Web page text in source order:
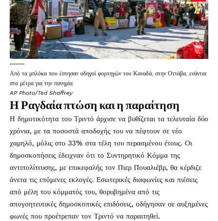
Από τα μπλόκα που έστησαν οδηγοί φορτηγών του Καναδά, στην Οττάβα, ενάντια
στα μέτρα για την πανημία.
AP Photo/Ted Shaffrey
Η Ραγδαία πτώση και η παραίτηση
Η δημοτικότητα του Τριντό άρχισε να βυθίζεται τα τελευταία δύο
χρόνια, με τα ποσοστά αποδοχής του να πέφτουν σε νέο
χαμηλό, μόλις στο 33% στα τέλη του περασμένου έτους. Οι
δημοσκοπήσεις έδειχναν ότι το Συντηρητικό Κόμμα της
αντιπολίτευσης, με επικεφαλής τον Πιερ Πουαλιέβρ, θα κέρδιζε
άνετα τις επόμενες εκλογές. Εσωτερικές διαφωνίες και πιέσεις
από μέλη του κόμματός του, θορυβημένα από τις
απογοητευτικές δημοσκοπικές επιδόσεις, οδήγησαν σε αυξημένες
φωνές που προέτρεπαν τον Τριντό να παραιτηθεί.